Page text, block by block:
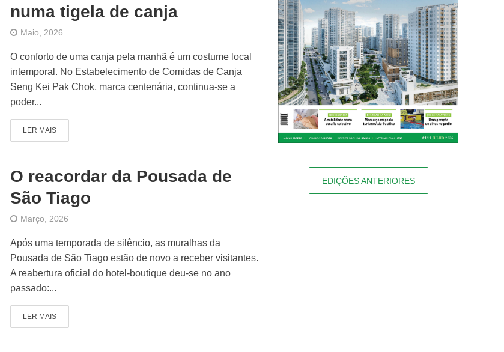
numa tigela de canja
Maio, 2026
O conforto de uma canja pela manhã é um costume local
intemporal. No Estabelecimento de Comidas de Canja
Seng Kei Pak Chok, marca centenária, continua-se a
poder...
LER MAIS
O reacordar da Pousada de
São Tiago
Março, 2026
Após uma temporada de silêncio, as muralhas da
Pousada de São Tiago estão de novo a receber visitantes.
A reabertura oficial do hotel-boutique deu-se no ano
passado:...
LER MAIS
EDIÇÕES ANTERIORES